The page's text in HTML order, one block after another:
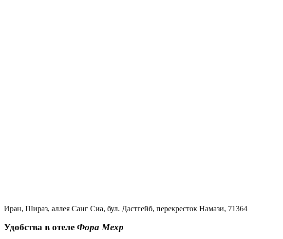
Иран, Шираз, аллея Санг Сиа, бул. Дастгейб, перекресток Намази, 71364
Удобства в отеле Фора Мехр